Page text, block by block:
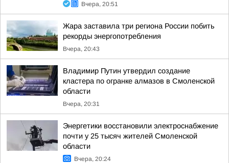
Вчера, 20:51
Жара заставила три региона России побить
рекорды энергопотребления
Вчера, 20:43
Владимир Путин утвердил создание
кластера по огранке алмазов в Смоленской
области
Вчера, 20:31
Энергетики восстановили электроснабжение
почти у 25 тысяч жителей Смоленской
области
Вчера, 20:24